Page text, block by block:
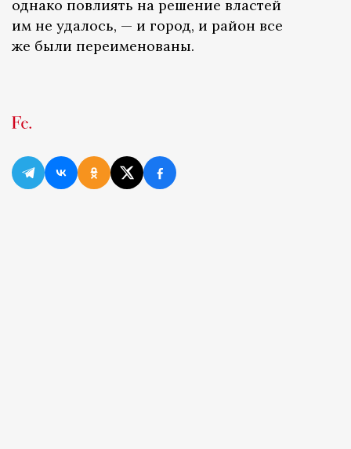
однако повлиять на решение властей
им не удалось, — и город, и район все
же были переименованы.